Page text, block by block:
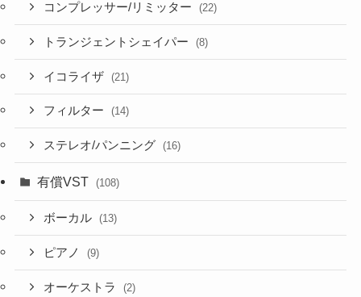
コンプレッサー/リミッター (22)
トランジェントシェイパー (8)
イコライザ (21)
フィルター (14)
ステレオ/パンニング (16)
有償VST (108)
ボーカル (13)
ピアノ (9)
オーケストラ (2)